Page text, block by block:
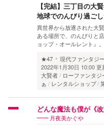
【完結】三丁目の大
地球でのんびり過ご
異世界から放逐された大
ある場所で、のんびりと
ョップ・オールレント』
★47
現代ファンタジー
2022年1月30日 10:00 更
大賢者
ローファンタジ
ぁ
レンタルショップ
どんな魔法も僕が《
月夜美かぐや